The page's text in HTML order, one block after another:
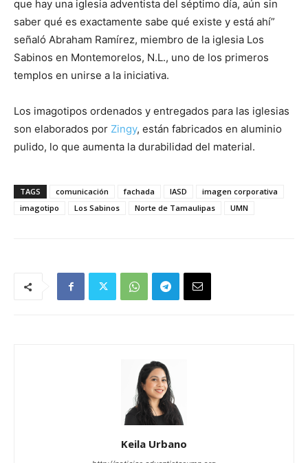
que hay una iglesia adventista del séptimo día, aún sin
saber qué es exactamente sabe qué existe y está ahí”
señaló Abraham Ramírez, miembro de la iglesia Los
Sabinos en Montemorelos, N.L., uno de los primeros
templos en unirse a la iniciativa.
Los imagotipos ordenados y entregados para las iglesias
son elaborados por Zingy, están fabricados en aluminio
pulido, lo que aumenta la durabilidad del material.
TAGS comunicación fachada IASD
imagen corporativa
imagotipo
Los Sabinos Norte de Tamaulipas UMN
Keila Urbano